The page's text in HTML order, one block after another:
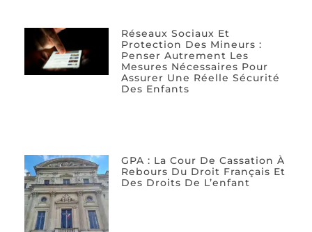
Réseaux Sociaux Et
Protection Des Mineurs :
Penser Autrement Les
Mesures Nécessaires Pour
Assurer Une Réelle Sécurité
Des Enfants
GPA : La Cour De Cassation À
Rebours Du Droit Français Et
Des Droits De L’enfant